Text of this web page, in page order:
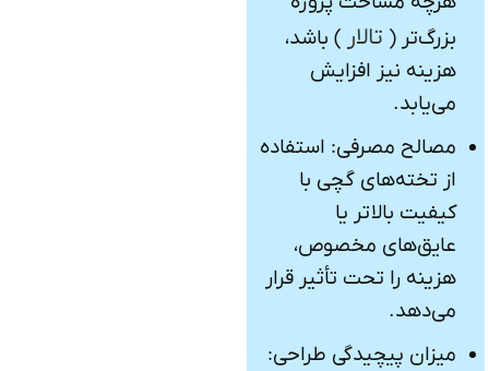
بزرگ‌تر ( تالار ) باشد،
هزینه نیز افزایش
می‌یابد.
مصالح مصرفی: استفاده
از تخته‌های گچی با
کیفیت بالاتر یا
عایق‌های مخصوص،
هزینه را تحت تأثیر قرار
می‌دهد.
میزان پیچیدگی طراحی: